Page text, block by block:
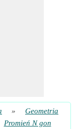
»
Geometria
Promień N gon